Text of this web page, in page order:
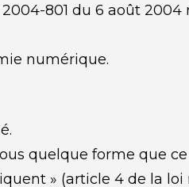
801 du 6 août
numérique.
quelque forme que
» (article 4 de la loi